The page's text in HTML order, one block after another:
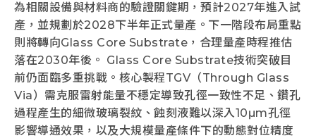
為相關設備與材料商的驗證關鍵期，預計2027年進入試
產，並規劃於2028下半年正式量產。下一階段布局重點
則將轉向Glass Core Substrate，合理量產時程推估
落在2030年後。 Glass Core Substrate技術突破目
前仍面臨多重挑戰。核心製程TGV（Through Glass
Via）需克服雷射能量不穩定導致孔徑一致性不足、鑽孔
過程產生的細微玻璃裂紋、蝕刻液難以深入10μm孔徑
影響導通效果，以及大規模量產條件下的動態對位精度